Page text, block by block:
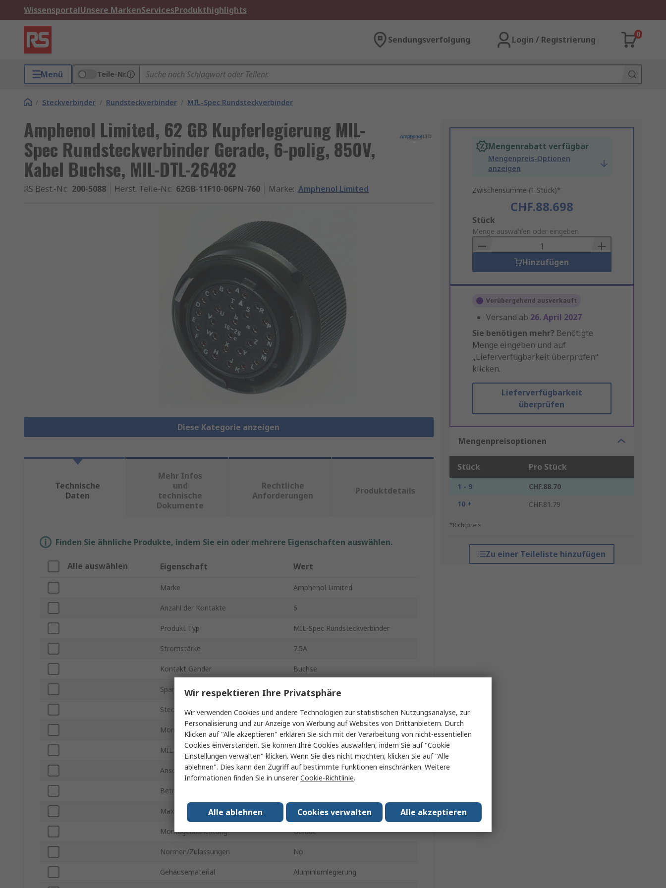
WissensportalUnsere MarkenServicesProdukthighlights
Sendungsverfolgung Login / Registrierung
0
Menü Teile-Nr.
/ Steckverbinder / Rundsteckverbinder / MIL-Spec Rundsteckverbinder
Amphenol Limited, 62 GB Kupferlegierung MIL-
Spec Rundsteckverbinder Gerade, 6-polig, 850V,
Kabel Buchse, MIL-DTL-26482
RS Best.-Nr.: 200-5088 Herst. Teile-Nr.: 62GB-11F10-06PN-760 Marke: Amphenol Limited
Diese Kategorie anzeigen
Mengenrabatt verfügbar
Mengenpreis-Optionen
anzeigen
Zwischensumme (1 Stück)*
CHF.88.698
Add
to
Basket
Stück
Menge auswählen oder eingeben
Hinzufügen
Vorübergehend ausverkauft
Versand ab 26. April 2027
Sie benötigen mehr? Benötigte
Menge eingeben und auf
„Lieferverfügbarkeit überprüfen“
klicken.
Lieferverfügbarkeit
überprüfen
Mengenpreisoptionen
Stück Pro Stück
1 - 9
CHF.88.70
10 +
CHF.81.79
*Richtpreis
Zu einer Teileliste hinzufügen
Technische
Daten
Mehr Infos
und
technische
Dokumente
Rechtliche
Anforderungen
Produktdetails
Finden Sie ähnliche Produkte, indem Sie ein oder mehrere Eigenschaften auswählen.
Alle auswählen Eigenschaft Wert
Marke Amphenol Limited
Anzahl der Kontakte 6
Produkt Typ MIL-Spec Rundsteckverbinder
Stromstärke 7.5A
Kontakt Gender Buchse
Spannung 850V
Steckverbinder Gender Buchse
Montageart Kabel
MIL Standard MIL-DTL-26482
Anschlusstyp Crimpbefestigung
Betriebstemperatur min.
Maximale Betriebstemperatur 125°C
Montageausrichtung Gerade
Normen/Zulassungen No
Gehäusematerial Aluminiumlegierung
Wir respektieren Ihre Privatsphäre
Wir verwenden Cookies und andere Technologien zur statistischen Nutzungsanalyse, zur
Personalisierung und zur Anzeige von Werbung auf Websites von Drittanbietern. Durch
Klicken auf "Alle akzeptieren" erklären Sie sich mit der Verarbeitung von nicht-essentiellen
Cookies einverstanden. Sie können Ihre Cookies auswählen, indem Sie auf "Cookie
Einstellungen verwalten" klicken. Wenn Sie dies nicht möchten, klicken Sie auf "Alle
ablehnen". Dies kann den Zugriff auf bestimmte Funktionen einschränken. Weitere
Informationen finden Sie in unsererCookie-Richtlinie.
Alle akzeptieren
Cookies verwalten
Alle ablehnen